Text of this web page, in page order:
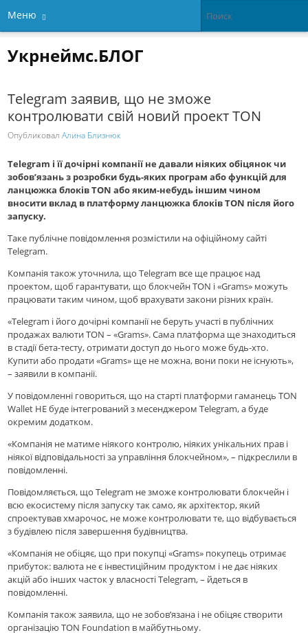
Меню
Укрнеймс.БЛОГ
Telegram заявив, що не зможе
контролювати свій новий проект TON
ОпубликовалАлина Близнюк
Telegram і її дочірні компанії не давали ніяких обіцянок чи
зобов’язань з розробки будь-яких програм або функцій для
ланцюжка блоків TON або яким-небудь іншим чином
вносити вклад в платформу ланцюжка блоків TON після його
запуску.
Таке публічне повідомлення розмістили на офіційному сайті
Telegram.
Компанія також уточнила, що Telegram все ще працює над
проектом, щоб гарантувати, що блокчейн TON і «Grams» можуть
працювати таким чином, щоб врахувати закони різних країн.
«Telegram і його дочірні компанії не беруть участі в публічних
продажах валюти TON – «Grams». Сама платформа ще знаходиться
в стадії бета-тесту, отримати доступ до нього може будь-хто.
Купити або продати «Grams» ще не можна, вони поки не існують»,
– заявили в компанії.
У повідомленні говориться, що на старті платформи гаманець TON
Wallet НЕ буде інтегрований з месенджером Telegram, а буде
окремим додатком.
«Компанія не матиме ніякого контролю, ніяких унікальних прав і
ніякої відповідальності за управління блокчейном», – підкреслили в
повідомленні.
Повідомляється, що Telegram не зможе контролювати блокчейн і
всю екосистему після запуску так само, як архітектор, який
спроектував хмарочос, не може контролювати те, що відбувається
з будівлею після завершення будівництва.
«Компанія не обіцяє, що при покупці «Grams» покупець отримає
прибуток: валюта не є інвестиційним продуктом і не дає ніяких
акцій або інших часток у власності Telegram, – йдеться в
повідомленні.
Компанія також заявила, що не зобов’язана і не обіцяє створити
організацію TON Foundation в майбутньому.